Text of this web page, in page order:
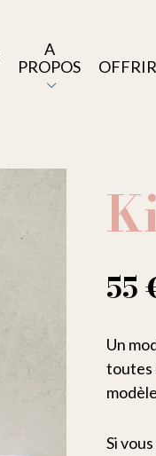
A
PROPOS
OFFRIR
55
Un
toutes
Si